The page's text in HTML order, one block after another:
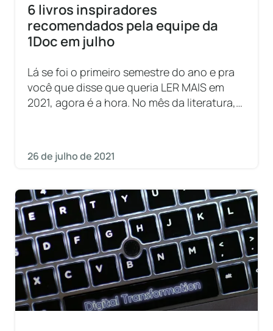
6 livros inspiradores
recomendados pela equipe da
1Doc em julho
Lá se foi o primeiro semestre do ano e pra
você que disse que queria LER MAIS em
2021, agora é a hora. No mês da literatura,
26 de julho de 2021